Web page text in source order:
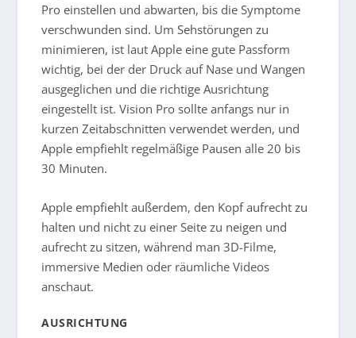
Pro einstellen und abwarten, bis die Symptome
verschwunden sind. Um Sehstörungen zu
minimieren, ist laut Apple eine gute Passform
wichtig, bei der der Druck auf Nase und Wangen
ausgeglichen und die richtige Ausrichtung
eingestellt ist. Vision Pro sollte anfangs nur in
kurzen Zeitabschnitten verwendet werden, und
Apple empfiehlt regelmäßige Pausen alle 20 bis
30 Minuten.
Apple empfiehlt außerdem, den Kopf aufrecht zu
halten und nicht zu einer Seite zu neigen und
aufrecht zu sitzen, während man 3D-Filme,
immersive Medien oder räumliche Videos
anschaut.
AUSRICHTUNG